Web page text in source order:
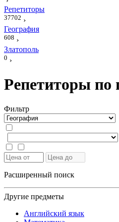
Репетиторы
37702 ›
География
608 ›
Златополь
0 ›
Репетиторы по
Фильтр
Расширенный поиск
Другие предметы
Английский язык